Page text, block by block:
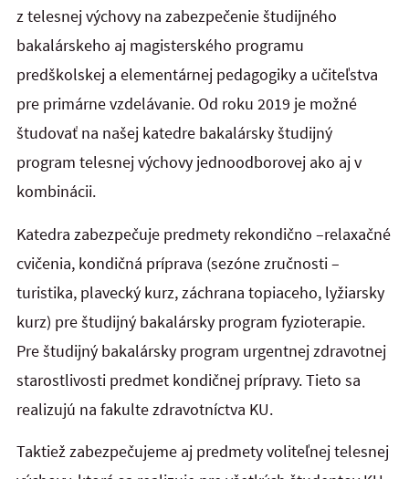
z telesnej výchovy na zabezpečenie študijného
bakalárskeho aj magisterského programu
predškolskej a elementárnej pedagogiky a učiteľstva
pre primárne vzdelávanie. Od roku 2019 je možné
študovať na našej katedre bakalársky študijný
program telesnej výchovy jednoodborovej ako aj v
kombinácii.
Katedra zabezpečuje predmety rekondično –relaxačné
cvičenia, kondičná príprava (sezóne zručnosti –
turistika, plavecký kurz, záchrana topiaceho, lyžiarsky
kurz) pre študijný bakalársky program fyzioterapie.
Pre študijný bakalársky program urgentnej zdravotnej
starostlivosti predmet kondičnej prípravy. Tieto sa
realizujú na fakulte zdravotníctva KU.
Taktiež zabezpečujeme aj predmety voliteľnej telesnej